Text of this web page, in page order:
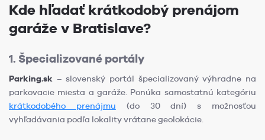
Kde hľadať krátkodobý prenájom
garáže v Bratislave?
1. Špecializované portály
Parking.sk – slovenský portál špecializovaný výhradne na
parkovacie miesta a garáže. Ponúka samostatnú kategóriu
krátkodobého prenájmu (do 30 dní) s možnosťou
vyhľadávania podľa lokality vrátane geolokácie.